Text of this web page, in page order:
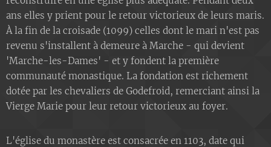
ans elles y prient pour le retour victorieux de leurs maris.
À la fin de la croisade (1099) celles dont le mari n'est pas
revenu s'installent à demeure à Marche - qui devient
'Marche-les-Dames' - et y fondent la première
communauté monastique. La fondation est richement
dotée par les chevaliers de Godefroid, remerciant ainsi la
Vierge Marie pour leur retour victorieux au foyer.
L'église du monastère est consacrée en 1103, date qui